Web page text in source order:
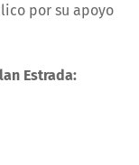
por su apoyo
Estrada: